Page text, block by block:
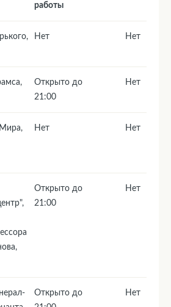
работы
Нет Нет
Открыто до
21:00
Нет
Нет Нет
Открыто до
21:00
Нет
Открыто до
Нет